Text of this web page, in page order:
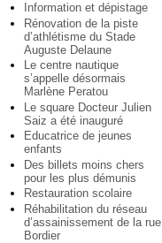
Information et dépistage
Rénovation de la piste
d’athlétisme du Stade
Auguste Delaune
Le centre nautique
s’appelle désormais
Marlène Peratou
Le square Docteur Julien
Saiz a été inauguré
Educatrice de jeunes
enfants
Des billets moins chers
pour les plus démunis
Restauration scolaire
Réhabilitation du réseau
d’assainissement de la rue
Bordier